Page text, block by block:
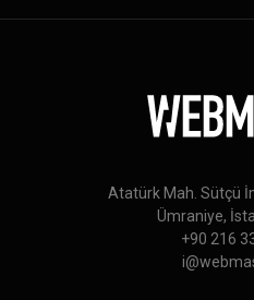
Atatürk Mah. Sütçü
Ümraniye,
+90 216